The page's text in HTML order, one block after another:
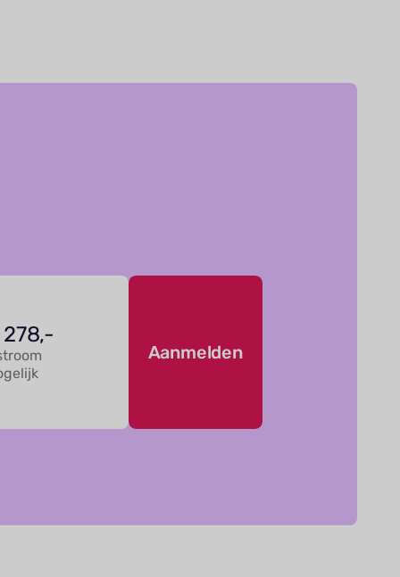
Aanmelden